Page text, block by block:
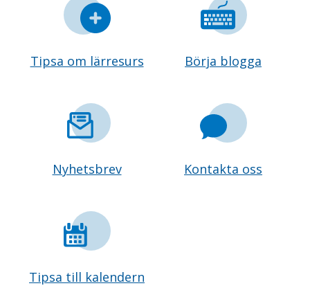
Tipsa om lärresurs Börja blogga
Nyhetsbrev Kontakta oss
Tipsa till kalendern